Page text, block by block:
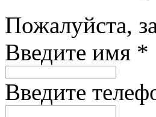
Пожалуйста,
Введите имя *
Введите